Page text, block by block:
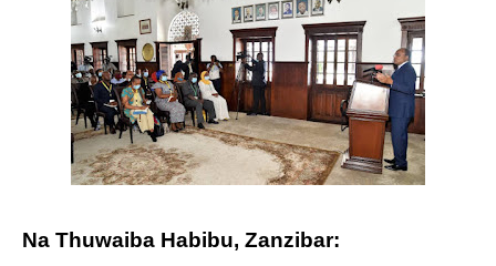
Na Thuwaiba Habibu, Zanzibar: